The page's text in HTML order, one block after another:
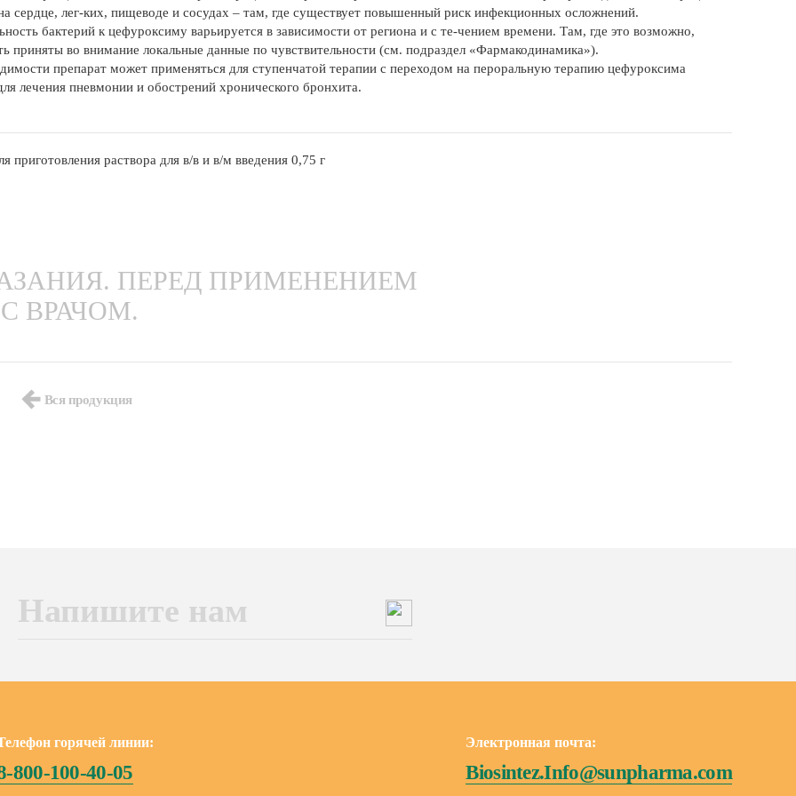
сердце, лег-ких, пищеводе и сосудах – там, где существует повышенный риск инфекционных осложнений.
бактерий к цефуроксиму варьируется в зависимости от региона и с те-чением времени. Там, где это возможно,
приняты во внимание локальные данные по чувствительности (см. подраздел «Фармакодинамика»).
препарат может применяться для ступенчатой терапии с переходом на пероральную терапию цефуроксима
лечения пневмонии и обострений хронического бронхита.
приготовления раствора для в/в и в/м введения 0,75 г
ПЕРЕД ПРИМЕНЕНИЕМ
ВРАЧОМ.
Вся продукция
Напишите нам
горячей линии:
800-100-40-05
Электронная почта:
Biosintez.Info@sunpharma.com